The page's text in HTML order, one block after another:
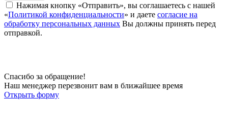
Нажимая кнопку «Отправить», вы соглашаетесь с нашей
«Политикой конфиденциальности» и даете согласие на
обработку персональных данных Вы должны принять перед
отправкой.
Спасибо за обращение!
Наш менеджер перезвонит вам в ближайшее время
Открыть форму